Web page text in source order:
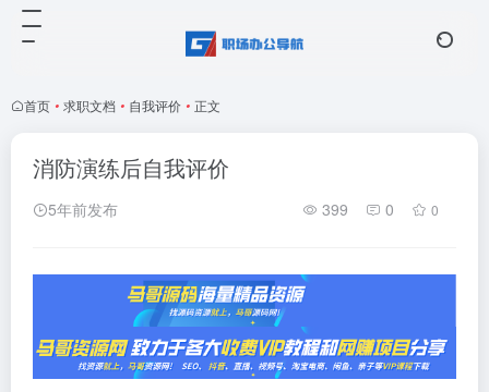
首页 • 求职文档 • 自我评价 • 正文
消防演练后自我评价
5年前发布 399 0 0